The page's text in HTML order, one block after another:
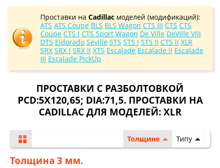
Проставки на Cadillac моделей (модификаций):
ATS ATS Coupe BLS BLS Wagon CTS III CTS CTS
Coupe CTS I CTS Sport Wagon De Ville DeVille VIII
DTS Eldorado Seville STS STS I STS II CTS II XLR
SRX SRX I SRX II XT5 Escalade Escalade II Escalade
III Escalade PickUp
ПРОСТАВКИ С РАЗБОЛТОВКОЙ
PCD:5X120,65; DIA:71,5. ПРОСТАВКИ НА
CADILLAC ДЛЯ МОДЕЛЕЙ:XLR
Толщине Типу
Толщина 3 мм.